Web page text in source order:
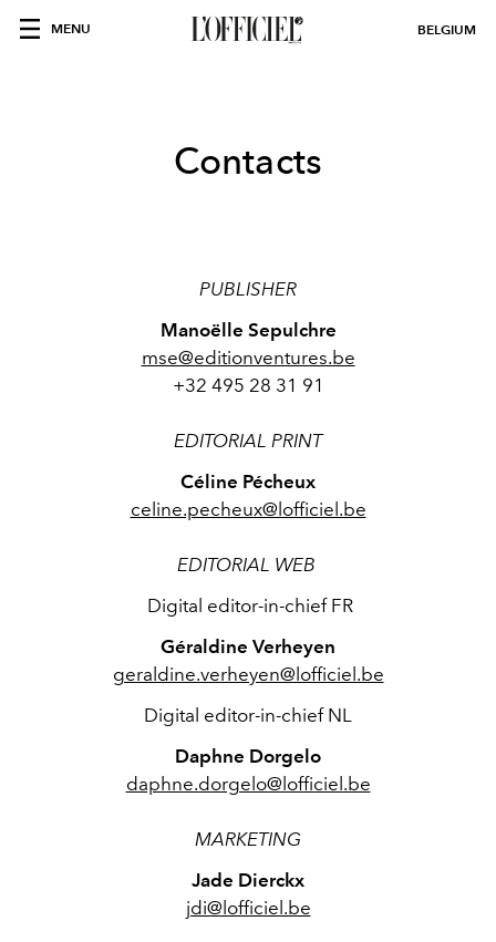
MENU BELGIUM
Contacts
PUBLISHER
Manoëlle Sepulchre
mse@editionventures.be
+32 495 28 31 91
EDITORIAL PRINT
Céline Pécheux
celine.pecheux@lofficiel.be
EDITORIAL WEB
Digital editor-in-chief FR
Géraldine Verheyen
geraldine.verheyen@lofficiel.be
Digital editor-in-chief NL
Daphne Dorgelo
daphne.dorgelo@lofficiel.be
MARKETING
Jade Dierckx
jdi@lofficiel.be